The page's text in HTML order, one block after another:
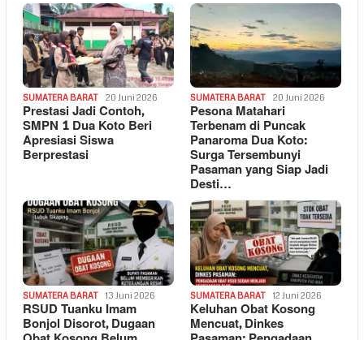
SUMATERA BARAT 20 Juni 2026
Prestasi Jadi Contoh,
SMPN 1 Dua Koto Beri
Apresiasi Siswa
Berprestasi
SUMATERA BARAT 20 Juni 2026
Pesona Matahari
Terbenam di Puncak
Panaroma Dua Koto:
Surga Tersembunyi
Pasaman yang Siap Jadi
Desti…
SUMATERA BARAT 13 Juni 2026
RSUD Tuanku Imam
Bonjol Disorot, Dugaan
SUMATERA BARAT 12 Juni 2026
Keluhan Obat Kosong
Mencuat, Dinkes